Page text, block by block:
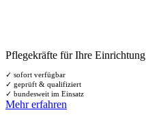
Pflegekräfte für Ihre Einrichtung
✓ sofort verfügbar
✓ geprüft & qualifiziert
✓ bundesweit im Einsatz
Mehr erfahren